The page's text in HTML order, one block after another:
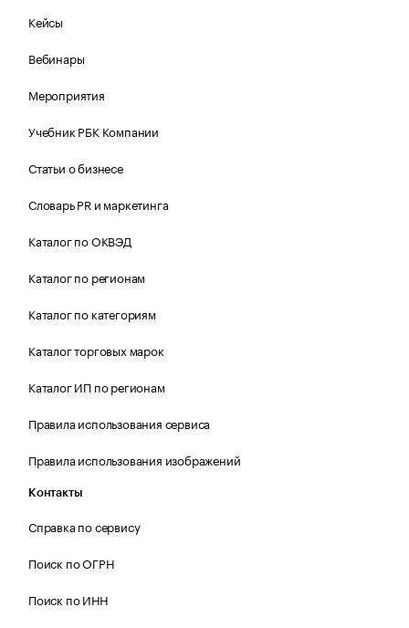
Кейсы
Вебинары
Мероприятия
Учебник РБК Компании
Статьи о бизнесе
Словарь PR и маркетинга
Каталог по ОКВЭД
Каталог по регионам
Каталог по категориям
Каталог торговых марок
Каталог ИП по регионам
Правила использования сервиса
Правила использования изображений
Контакты
Справка по сервису
Поиск по ОГРН
Поиск по ИНН